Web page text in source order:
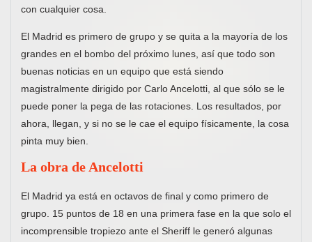
con cualquier cosa.
El Madrid es primero de grupo y se quita a la mayoría de los
grandes en el bombo del próximo lunes, así que todo son
buenas noticias en un equipo que está siendo
magistralmente dirigido por Carlo Ancelotti, al que sólo se le
puede poner la pega de las rotaciones. Los resultados, por
ahora, llegan, y si no se le cae el equipo físicamente, la cosa
pinta muy bien.
La obra de Ancelotti
El Madrid ya está en octavos de final y como primero de
grupo. 15 puntos de 18 en una primera fase en la que solo el
incomprensible tropiezo ante el Sheriff le generó algunas